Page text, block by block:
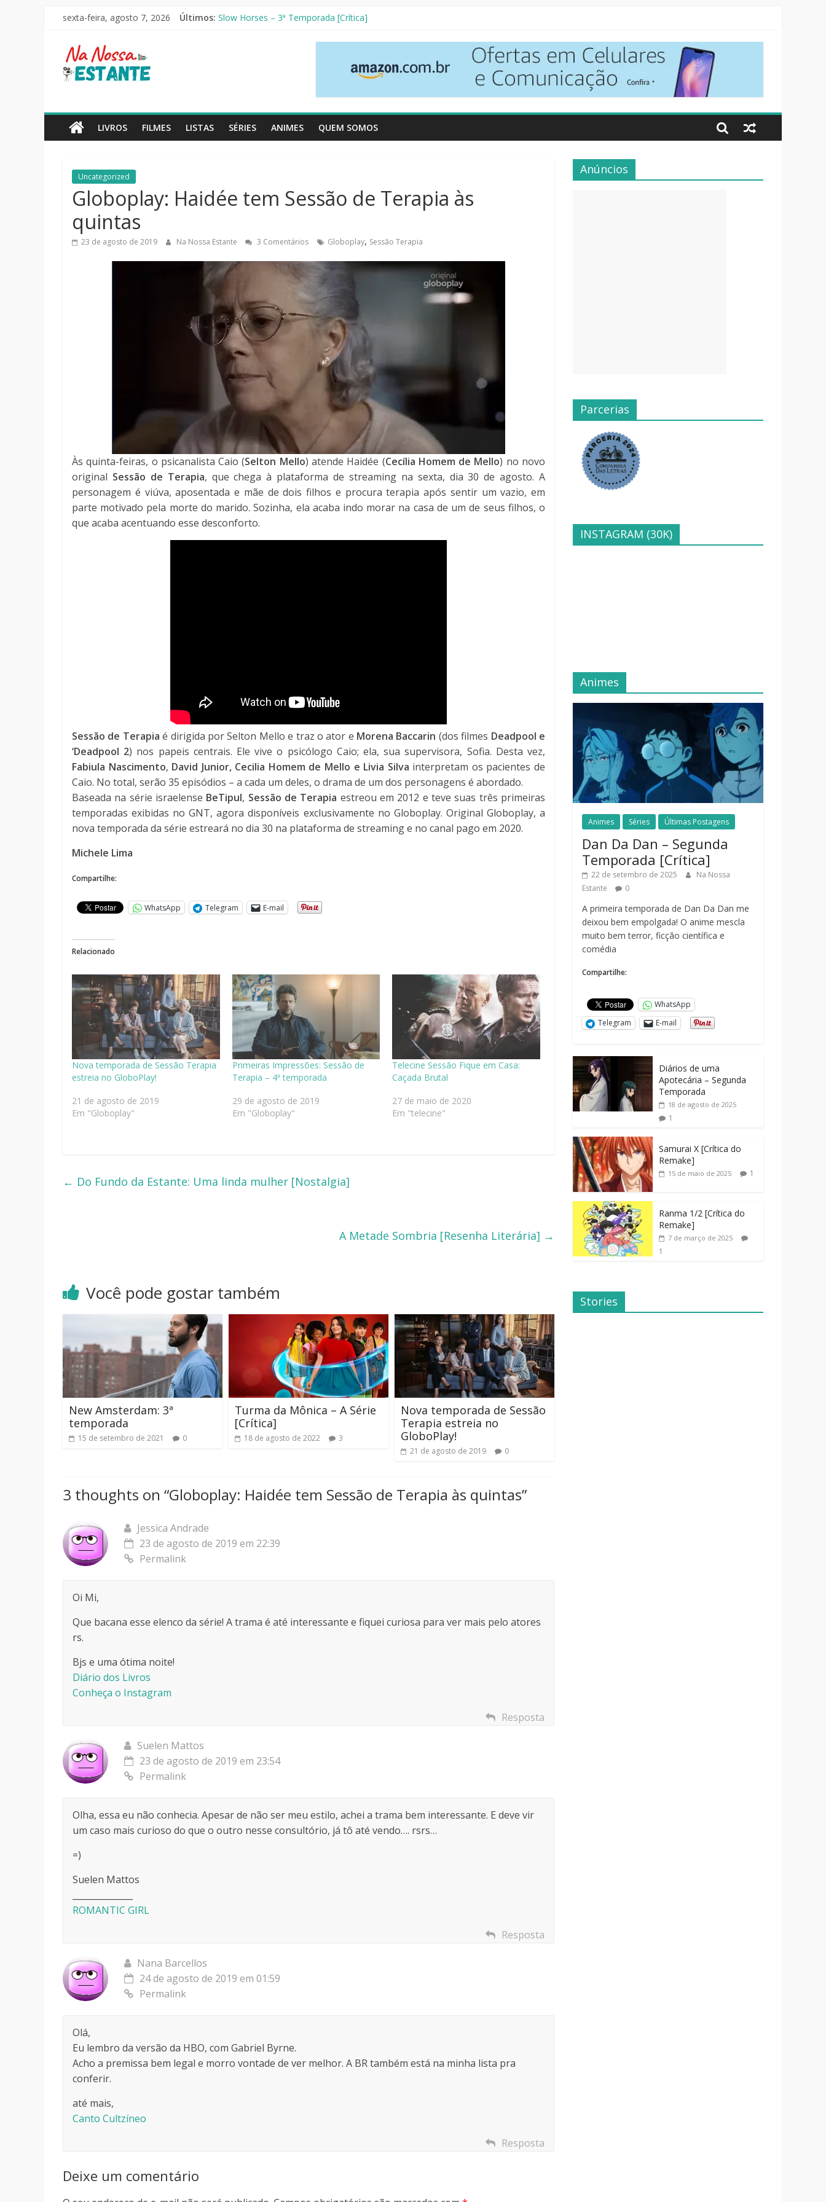
Pular
conteúdo
sexta-feira, agosto 7, 2026 Últimos: Slow Horses – 3ª Temporada [Crítica]
O Pistoleiro [Resenha Literária]
Na
Nossa
Estante
livros,
filmes,
séries
notícias
LIVROS FILMES LISTAS SÉRIES ANIMES QUEM SOMOS
Uncategorized
Globoplay: Haidée tem Sessão de Terapia às
quintas
23 de agosto de 2019 Na Nossa Estante 3 Comentários Globoplay, Sessão Terapia
Às quinta-feiras, o psicanalista Caio (Selton Mello) atende Haidée (Cecília Homem de Mello) no novo
original Sessão de Terapia, que chega à plataforma de streaming na sexta, dia 30 de agosto. A
personagem é viúva, aposentada e mãe de dois filhos e procura terapia após sentir um vazio, em
parte motivado pela morte do marido. Sozinha, ela acaba indo morar na casa de um de seus filhos, o
que acaba acentuando esse desconforto.
Sessão de Terapiaé dirigida por Selton Mello e traz o ator e Morena Baccarin (dos filmes Deadpool e
‘Deadpool 2) nos papeis centrais. Ele vive o psicólogo Caio; ela, sua supervisora, Sofia. Desta vez,
Fabiula Nascimento, David Junior, Cecilia Homem de Mello e Livia Silva interpretam os pacientes de
Caio. No total, serão 35 episódios – a cada um deles, o drama de um dos personagens é abordado.
Baseada na série israelense BeTipul, Sessão de Terapia estreou em 2012 e teve suas três primeiras
temporadas exibidas no GNT, agora disponíveis exclusivamente no Globoplay. Original Globoplay, a
nova temporada da série estreará no dia 30 na plataforma de streaming e no canal pago em 2020.
Michele Lima
Compartilhe:
WhatsApp Telegram E-mail
Relacionado
Nova temporada de Sessão Terapia
estreia no GloboPlay!
21 de agosto de 2019
Em "Globoplay"
Primeiras Impressões: Sessão de
Terapia – 4ª temporada
29 de agosto de 2019
Em "Globoplay"
Telecine Sessão Fique em Casa:
Caçada Brutal
27 de maio de 2020
Em "telecine"
← Do Fundo da Estante: Uma linda mulher [Nostalgia]
A Metade Sombria [Resenha Literária] →
Você pode gostar também
New Amsterdam: 3ª
temporada
15 de setembro de 2021 0
Turma da Mônica – A Série
[Crítica]
18 de agosto de 2022 3
Nova temporada de Sessão
Terapia estreia no
GloboPlay!
21 de agosto de 2019 0
3 thoughts on “Globoplay: Haidée tem Sessão de Terapia às quintas”
Jessica Andrade
23 de agosto de 2019 em 22:39
Permalink
Oi Mi,
Que bacana esse elenco da série! A trama é até interessante e fiquei curiosa para ver mais pelo atores
rs.
Bjs e uma ótima noite!
Diário dos Livros
Conheça o Instagram
Resposta
Suelen Mattos
23 de agosto de 2019 em 23:54
Permalink
Olha, essa eu não conhecia. Apesar de não ser meu estilo, achei a trama bem interessante. E deve vir
um caso mais curioso do que o outro nesse consultório, já tô até vendo…. rsrs…
=)
Suelen Mattos
ROMANTIC GIRL
Resposta
Nana Barcellos
24 de agosto de 2019 em 01:59
Permalink
Olá,
Eu lembro da versão da HBO, com Gabriel Byrne.
Acho a premissa bem legal e morro vontade de ver melhor. A BR também está na minha lista pra
conferir.
até mais,
Canto Cultzíneo
Resposta
Deixe um comentário
Anúncios
Parcerias
INSTAGRAM (30K)
Animes
Animes Séries Últimas Postagens
Dan Da Dan – Segunda
Temporada [Crítica]
22 de setembro de 2025
Na Nossa
Estante
0
A primeira temporada de Dan Da Dan me
deixou bem empolgada! O anime mescla
muito bem terror, ficção científica e
comédia
Compartilhe:
WhatsApp
Telegram
E-mail
Diários de uma
Apotecária – Segunda
Temporada
18 de agosto de 2025
1
Samurai X [Crítica do
Remake]
15 de maio de 2025 1
Ranma 1/2 [Crítica do
Remake]
7 de março de 2025
1
Stories
Dicas de
Filmes Para o
Família